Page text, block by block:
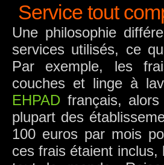
Service tout
Une philosophie
services utilisés, ce
Par exemple, les
couches et linge à
EHPAD français,
plupart des
100 euros par mois
ces frais étaient inclus,